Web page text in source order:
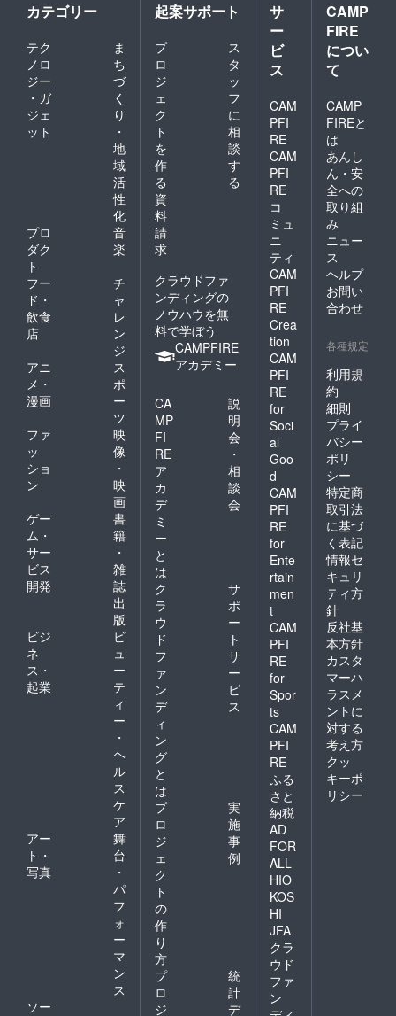
カテゴリー
テク
ノロ
ジー
・ガ
ジェ
ット
ま
ち
づ
く
り
・
地
域
活
性
化
プロ
ダク
ト
音
楽
フー
ド・
飲食
店
チ
ャ
レ
ン
ジ
アニ
メ・
漫画
ス
ポ
ー
ツ
ファ
ッ
ショ
ン
映
像
・
映
画
ゲー
ム・
サー
ビス
開発
書
籍
・
雑
誌
出
版
ビジ
ネ
ス・
起業
ビ
ュ
ー
テ
ィ
ー
・
ヘ
ル
ス
ケ
ア
アー
ト・
写真
舞
台
・
パ
フ
ォ
ー
マ
ン
ス
ソー
起案サポート
プ
ロ
ジ
ェ
ク
ト
を
作
る
ス
タ
ッ
フ
に
相
談
す
る
資
料
請
求
クラウドファ
ンディングの
ノウハウを無
料で学ぼう
CAMPFIRE
アカデミー
CA
MP
FI
RE
ア
カ
デ
ミ
ー
と
は
説
明
会
・
相
談
会
ク
ラ
ウ
ド
フ
ァ
ン
デ
ィ
ン
グ
と
は
サ
ポ
ー
ト
サ
ー
ビ
ス
プ
ロ
ジ
ェ
ク
ト
の
作
り
方
実
施
事
例
プ
ロ
ジ
統
計
デ
サ
ー
ビ
ス
CAM
PFI
RE
CAM
PFI
RE
コ
ミュ
ニ
ティ
CAM
PFI
RE
Crea
tion
CAM
PFI
RE
for
Soci
al
Goo
d
CAM
PFI
RE
for
Ente
rtain
men
t
CAM
PFI
RE
for
Spor
ts
CAM
PFI
RE
ふる
さと
納税
AD
FOR
ALL
HIO
KOS
HI
JFA
クラ
ウド
ファ
ン
CAMP
FIRE
につい
て
CAMP
FIREと
は
あんし
ん・安
全への
取り組
み
ニュー
ス
ヘルプ
お問い
合わせ
各種規定
利用規
約
細則
プライ
バシー
ポリ
シー
特定商
取引法
に基づ
く表記
情報セ
キュリ
ティ方
針
反社基
本方針
カスタ
マーハ
ラスメ
ントに
対する
考え方
クッ
キーポ
リシー